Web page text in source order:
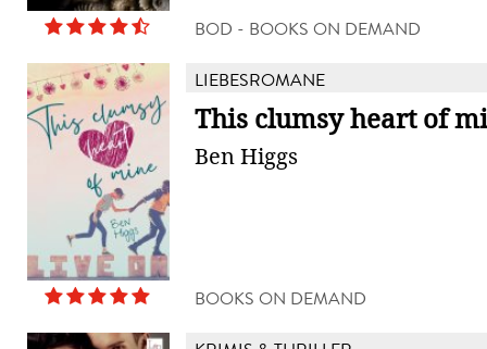
BOD - BOOKS ON DEMAND
LIEBESROMANE
This clumsy heart of
Ben Higgs
BOOKS ON DEMAND